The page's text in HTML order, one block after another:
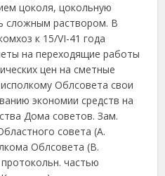
цоколя, цокольную
сложным раствором. В
к 15/VI-41 года
на переходящие работы
цен на сметные
Облсовета свои
экономии средств на
Дома советов. Зам.
совета (А.
Облсовета (В.
частью